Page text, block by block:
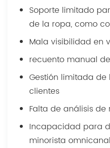
Soporte limitado
de la ropa, como
Mala visibilidad en
recuento manual
Gestión limitada
clientes
Falta de análisis
Incapacidad para
minorista omnicanal